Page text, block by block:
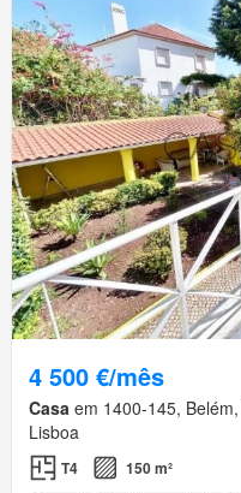
4 500 €/mês
Casa em 1400-145,
Lisboa
T4 150 m²